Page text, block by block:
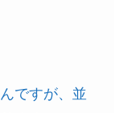
ですが、並